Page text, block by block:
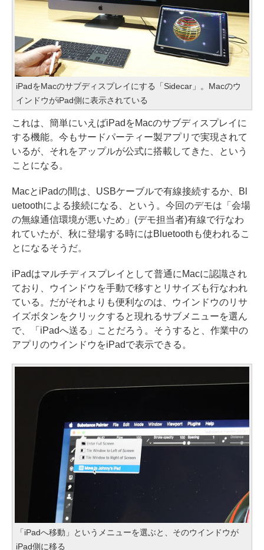
iPadをMacのサブディスプレイにする「Sidecar」。Macのウ
インドウがiPad側に表示されている
これは、簡単にいえばiPadをMacのサブディスプレイに
する機能。今もサードパーティー製アプリで実現されて
いるが、それをアップルが公式に搭載してきた、という
ことになる。
MacとiPadの間は、USBケーブルで有線接続するか、Bl
uetoothによる接続になる、という。今回のデモは「会場
の無線通信環境が悪いため」(デモ担当者)有線で行なわ
れていたが、秋に登場する時にはBluetoothも使われるこ
とになるそうだ。
iPadはマルチディスプレイとして普通にMacに認識され
ており、ウインドウを手動で移すとリサイズも行なわれ
ている。だがそれよりも便利なのは、ウインドウのリサ
イズボタンをクリックすると現れるサブメニューを選ん
で、「iPadへ送る」ことだろう。そうすると、作業中の
アプリのウインドウをiPadで表示できる。
「iPadへ移動」というメニューを選ぶと、そのウインドウが
iPad側に移る